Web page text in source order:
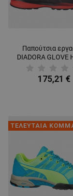
Παπούτσια
DIADORA GLOVE
DARK GREY
175,21 €
ΤΕΛΕΥΤΑΙΑ